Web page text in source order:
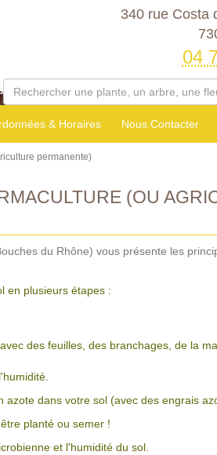
340 rue Costa
04
& Horaires Nous Contacter
permanente)
(OU
du Rhône) vous présente les
en plusieurs étapes :
des feuilles, des branchages, de la
dans votre sol (avec des engrais
planté ou semer !
et l'humidité du sol.